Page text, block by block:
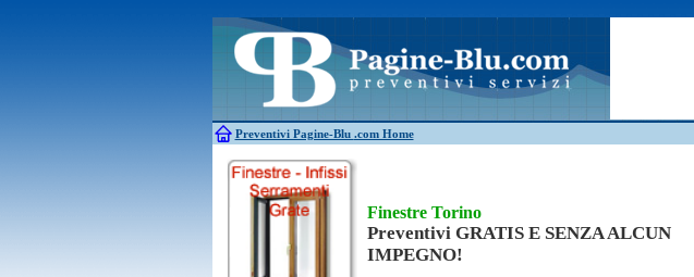
Preventivi Pagine-Blu .com Home
Antifurti
Allarme
Bagni chimici
Edilizia Giardinieri
Caldaie
Falegnami Idraulici
Canne fumarie
Parquet
Finestre Torino
Preventivi GRATIS E SENZA ALCUN
IMPEGNO!